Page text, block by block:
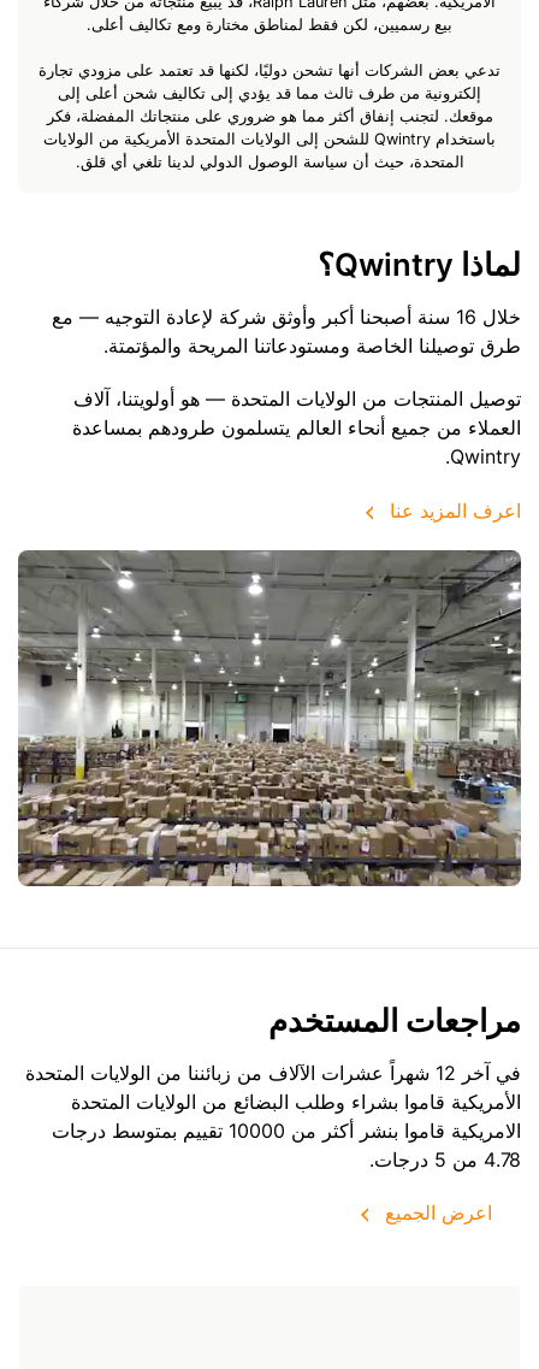
بيع رسميين، لكن فقط لمناطق مختارة ومع تكاليف أعلى.
تدعي بعض الشركات أنها تشحن دوليًا، لكنها قد تعتمد على مزودي تجارة
إلكترونية من طرف ثالث مما قد يؤدي إلى تكاليف شحن أعلى إلى
موقعك. لتجنب إنفاق أكثر مما هو ضروري على منتجاتك المفضلة، فكر
باستخدام Qwintry للشحن إلى الولايات المتحدة الأمريكية من الولايات
المتحدة، حيث أن سياسة الوصول الدولي لدينا تلغي أي قلق.
لماذا Qwintry؟
خلال 16 سنة أصبحنا أكبر وأوثق شركة لإعادة التوجيه — مع
طرق توصيلنا الخاصة ومستودعاتنا المريحة والمؤتمتة.
توصيل المنتجات من الولايات المتحدة — هو أولويتنا، آلاف
العملاء من جميع أنحاء العالم يتسلمون طرودهم بمساعدة
Qwintry.
اعرف المزيد عنا
مراجعات المستخدم
في آخر 12 شهراً عشرات الآلاف من زبائننا من الولايات المتحدة
الأمريكية قاموا بشراء وطلب البضائع من الولايات المتحدة
الامريكية
قاموا بنشر أكثر من 10000 تقييم بمتوسط درجات
4.78 من 5 درجات.
اعرض الجميع